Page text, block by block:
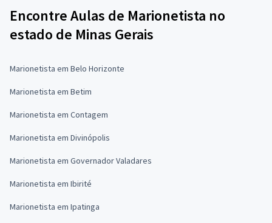
Encontre Aulas de Marionetista no
estado de Minas Gerais
Marionetista em Belo Horizonte
Marionetista em Betim
Marionetista em Contagem
Marionetista em Divinópolis
Marionetista em Governador Valadares
Marionetista em Ibirité
Marionetista em Ipatinga